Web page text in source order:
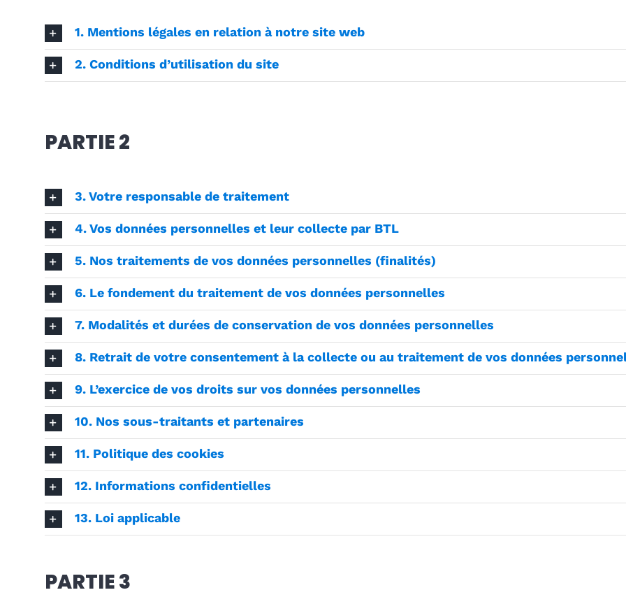
1. Mentions légales en relation à notre site web
2. Conditions d’utilisation du site
PARTIE 2
3. Votre responsable de traitement
4. Vos données personnelles et leur collecte par BTL
5. Nos traitements de vos données personnelles (finalités)
6. Le fondement du traitement de vos données personnelles
7. Modalités et durées de conservation de vos données personnelles
8. Retrait de votre consentement à la collecte ou au traitement de vos données
9. L’exercice de vos droits sur vos données personnelles
10. Nos sous-traitants et partenaires
11. Politique des cookies
12. Informations confidentielles
13. Loi applicable
PARTIE 3